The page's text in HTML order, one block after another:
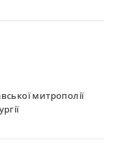
митрополії